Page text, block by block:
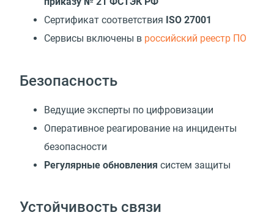
Сертификат соответствия ISO 27001
Cервисы включены в российский реестр ПО
Безопасность
Ведущие эксперты по цифровизации
Оперативное реагирование на инциденты
безопасности
Регулярные обновления систем защиты
Устойчивость связи